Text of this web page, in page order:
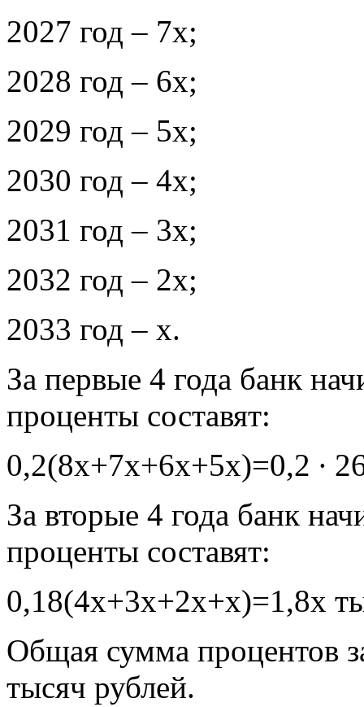
2027 год – 7х;
2028 год – 6х;
2029 год – 5х;
2030 год – 4х;
2031 год – 3х;
2032 год – 2х;
2033 год – х.
За первые 4 года банк
проценты составят:
0,2(8х+7х+6х+5х)=0,2 ∙
За вторые 4 года банк
проценты составят:
0,18(4х+3х+2х+х)=1,8х
Общая сумма процентов
тысяч рублей.